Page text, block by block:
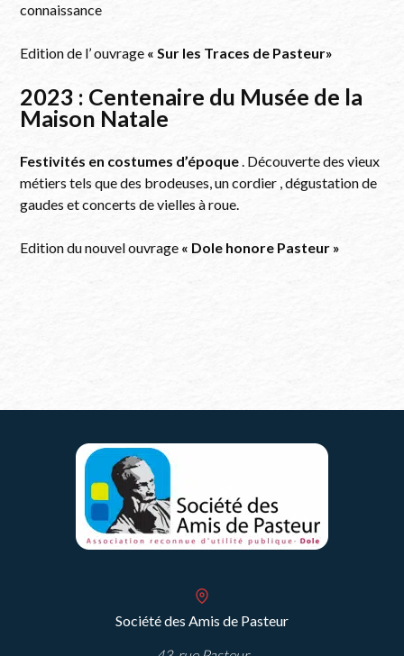
connaissance
Edition de l’ ouvrage « Sur les Traces de Pasteur»
2023 : Centenaire du Musée de la
Maison Natale
Festivités en costumes d’époque. Découverte des vieux
métiers tels que des brodeuses, un cordier , dégustation de
gaudes et concerts de vielles à roue.
Edition du nouvel ouvrage « Dole honore Pasteur »
Société des Amis de Pasteur